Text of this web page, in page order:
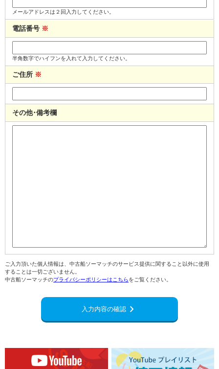
メールアドレスは２回入力してください。
電話番号 ※
半角数字でハイフンを入れて入力してください。
ご住所 ※
その他･備考欄
ご入力頂いた個人情報は、中古船ソーマッチのサービス提供に関すること以外に使用
することは一切ございません。
中古船ソーマッチのプライバシーポリシーはこちらをご覧ください。
入力内容の確認navigate_next